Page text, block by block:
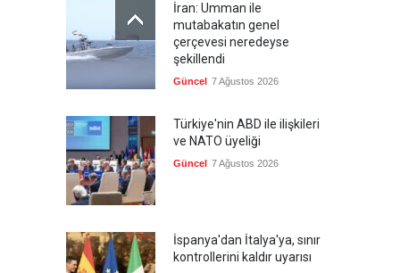
İran: Umman ile
mutabakatın genel
çerçevesi neredeyse
şekillendi
Güncel 7 Ağustos 2026
Türkiye'nin ABD ile ilişkileri
ve NATO üyeliği
Güncel 7 Ağustos 2026
İspanya'dan İtalya'ya, sınır
kontrollerini kaldır uyarısı